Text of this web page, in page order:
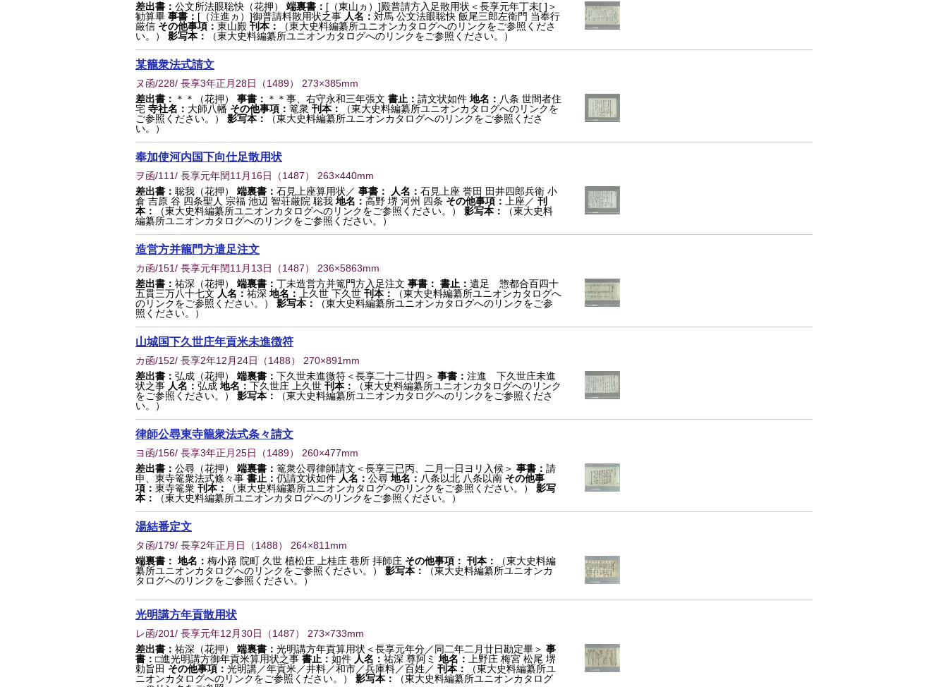
差出書： 公文所法眼聡快（花押） 端裏書： [（東山ヵ）]殿普請方入足散用状＜長享元年丁未[ ]＞
勧算畢 事書： [（注進ヵ）]御普請料散用状之事 人名： 対馬 公文法眼聡快 飯尾三郎左衛門 当奉行
厳信 その他事項： 東山殿 刊本：
（東大史料編纂所ユニオンカタログへのリンクをご参照くださ
い。）
影写本： （東大史料編纂所ユニオンカタログへのリンクをご参照ください。）
某籠衆法式請文
ヌ函/228/ 長享3年正月28日 （1489） 273×385mm
差出書： ＊＊（花押） 事書： ＊＊事、右守永和三年張文 書止： 請文状如件 地名： 八条 世間者住
宅 寺社名： 大師八幡 その他事項： 篭衆 刊本：
（東大史料編纂所ユニオンカタログへのリンクを
ご参照ください。）
影写本：
（東大史料編纂所ユニオンカタログへのリンクをご参照くださ
い。）
奉加使河内国下向仕足散用状
ヲ函/111/ 長享元年閏11月16日 （1487） 263×440mm
差出書： 聡我（花押） 端裏書： 石見上座算用状／ 事書： 人名： 石見上座 誉田 田井四郎兵衛 小
倉 吉原 谷 四条聖人 宗福 池辺 智荘厳院 聡我 地名： 高野 堺 河州 四条 その他事項： 上座／ 刊
本：
（東大史料編纂所ユニオンカタログへのリンクをご参照ください。） 影写本：
（東大史料
編纂所ユニオンカタログへのリンクをご参照ください。）
造営方并籠門方遣足注文
カ函/151/ 長享元年閏11月13日 （1487） 236×5863mm
差出書： 祐深（花押） 端裏書： 丁未造営方并篭門方入足注文 事書： 書止： 遺足 惣都合百四十
五貫三万八十七文 人名： 祐深 地名： 上久世 下久世 刊本：
（東大史料編纂所ユニオンカタログへ
のリンクをご参照ください。）
影写本：
（東大史料編纂所ユニオンカタログへのリンクをご参
照ください。）
山城国下久世庄年貢米未進徴符
カ函/152/ 長享2年12月24日 （1488） 270×891mm
差出書： 弘成（花押） 端裏書： 下久世未進微符＜長享二十二廿四＞ 事書： 注進 下久世庄未進
状之事 人名： 弘成 地名： 下久世庄 上久世 刊本：
（東大史料編纂所ユニオンカタログへのリンク
をご参照ください。）
影写本：
（東大史料編纂所ユニオンカタログへのリンクをご参照くださ
い。）
律師公尋東寺籠衆法式条々請文
ヨ函/156/ 長享3年正月25日 （1489） 260×477mm
差出書： 公尋（花押） 端裏書： 篭衆公尋律師請文＜長享三已丙、二月一日ヨリ入候＞ 事書： 請
申、東寺篭衆法式條々事 書止： 仍請文状如件 人名： 公尋 地名： 八条以北 八条以南 その他事
項： 東寺篭衆 刊本： （東大史料編纂所ユニオンカタログへのリンクをご参照ください。）
影写
本：
（東大史料編纂所ユニオンカタログへのリンクをご参照ください。）
湯結番定文
タ函/179/ 長享2年正月日 （1488） 264×811mm
端裏書： 地名： 梅小路 院町 久世 植松庄 上桂庄 巷所 拝師庄 その他事項： 刊本：
（東大史料編
纂所ユニオンカタログへのリンクをご参照ください。）
影写本：
（東大史料編纂所ユニオンカ
タログへのリンクをご参照ください。）
光明講方年貢散用状
レ函/201/ 長享元年12月30日 （1487） 273×733mm
差出書： 祐深（花押） 端裏書： 光明講方年貢算用状＜長享元年分／同二年二月廿日勘定畢＞ 事
書： □進光明講方御年貢米算用状之事 書止： 如件 人名： 祐深 尊阿ミ 地名：
上野庄 梅宮 松尾 堺
勅旨田 その他事項： 光明講／年貢米／井料／和市／兵庫料／百姓／ 刊本：
（東大史料編纂所ユ
ニオンカタログへのリンクをご参照ください。）
影写本：
（東大史料編纂所ユニオンカタログ